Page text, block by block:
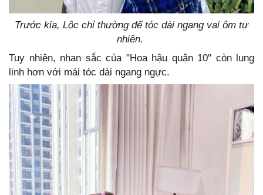
Trước kia, Lộc chỉ thường để tóc dài ngang vai ôm tự
nhiên.
Tuy nhiên, nhan sắc của "Hoa hậu quận 10" còn lung
linh hơn với mái tóc dài ngang ngực.